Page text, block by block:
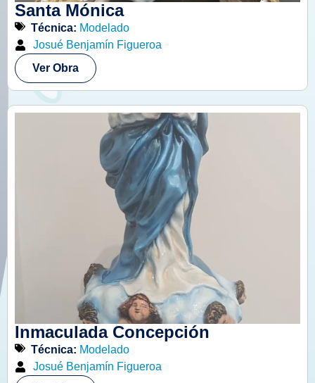
Santa Mónica
Técnica: Modelado
Josué Benjamín Figueroa
Ver Obra
Inmaculada Concepción
Técnica: Modelado
Josué Benjamín Figueroa